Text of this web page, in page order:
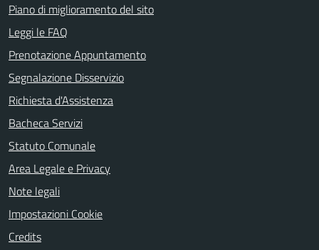
Piano di miglioramento del sito
Leggi le FAQ
Prenotazione Appuntamento
Segnalazione Disservizio
Richiesta d'Assistenza
Bacheca Servizi
Statuto Comunale
Area Legale e Privacy
Note legali
Impostazioni Cookie
Credits